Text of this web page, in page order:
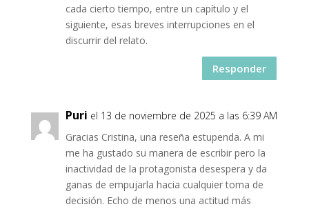
cada cierto tiempo, entre un capítulo y el
siguiente, esas breves interrupciones en el
discurrir del relato.
Responder
Puri el 13 de noviembre de 2025 a las 6:39 AM
Gracias Cristina, una reseña estupenda. A mi
me ha gustado su manera de escribir pero la
inactividad de la protagonista desespera y da
ganas de empujarla hacia cualquier toma de
decisión. Echo de menos una actitud más